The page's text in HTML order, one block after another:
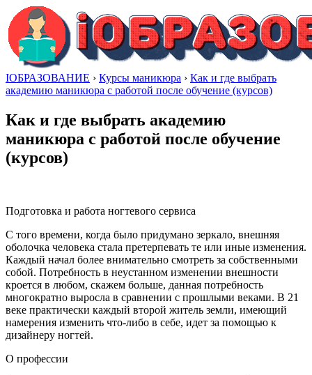
IОБРАЗОВАНИЕ › Курсы маникюра › Как и где выбрать
академию маникюра с работой после обучение (курсов)
Как и где выбрать академию
маникюра с работой после обучение
(курсов)
Подготовка и работа ногтевого сервиса
С того времени, когда было придумано зеркало, внешняя
оболочка человека стала претерпевать те или иные изменения.
Каждый начал более внимательно смотреть за собственными
собой. Потребность в неустанном изменении внешности
кроется в любом, скажем больше, данная потребность
многократно выросла в сравнении с прошлыми веками. В 21
веке практически каждый второй житель земли, имеющий
намерения изменить что-либо в себе, идет за помощью к
дизайнеру ногтей.
О профессии